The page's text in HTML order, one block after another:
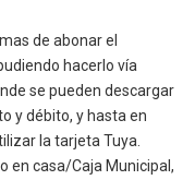
de abonar el
hacerlo vía
se pueden descargar
y débito, y hasta en
la tarjeta Tuya.
en casa/Caja Municipal,